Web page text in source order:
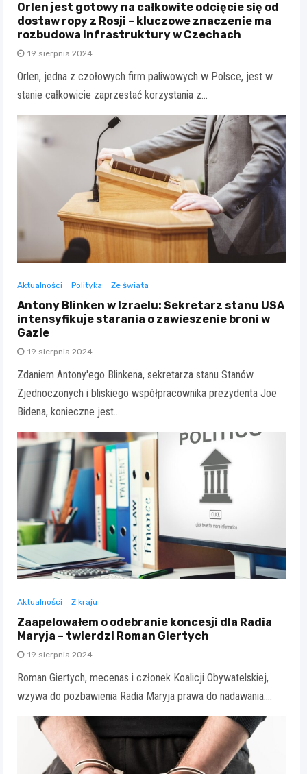
Orlen jest gotowy na całkowite odcięcie się od
dostaw ropy z Rosji – kluczowe znaczenie ma
rozbudowa infrastruktury w Czechach
19 sierpnia 2024
Orlen, jedna z czołowych firm paliwowych w Polsce, jest w
stanie całkowicie zaprzestać korzystania z…
Aktualności Polityka Ze świata
Antony Blinken w Izraelu: Sekretarz stanu USA
intensyfikuje starania o zawieszenie broni w
Gazie
19 sierpnia 2024
Zdaniem Antony'ego Blinkena, sekretarza stanu Stanów
Zjednoczonych i bliskiego współpracownika prezydenta Joe
Bidena, konieczne jest…
Aktualności Z kraju
Zaapelowałem o odebranie koncesji dla Radia
Maryja – twierdzi Roman Giertych
19 sierpnia 2024
Roman Giertych, mecenas i członek Koalicji Obywatelskiej,
wzywa do pozbawienia Radia Maryja prawa do nadawania.…